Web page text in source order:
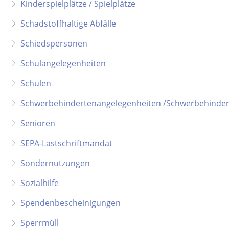
Kinderspielplätze / Spielplätze
Schadstoffhaltige Abfälle
Schiedspersonen
Schulangelegenheiten
Schulen
Schwerbehindertenangelegenheiten /
Senioren
SEPA-Lastschriftmandat
Sondernutzungen
Sozialhilfe
Spendenbescheinigungen
Sperrmüll